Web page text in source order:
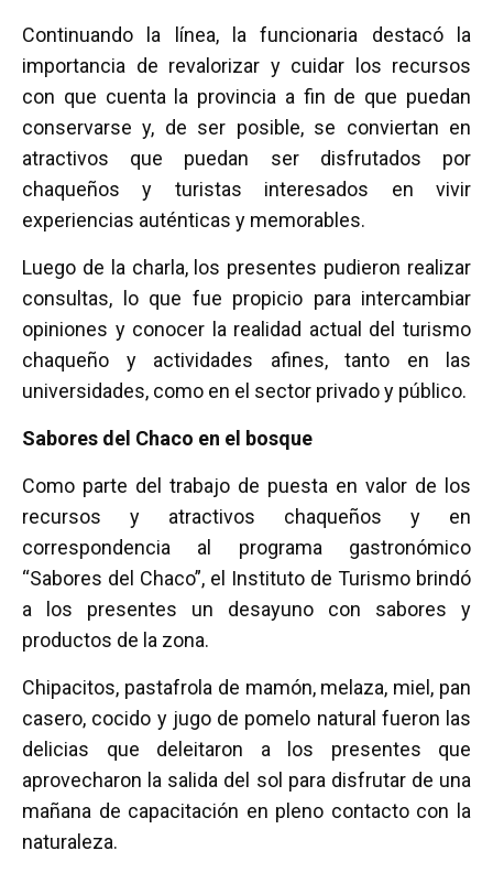
Continuando la línea, la funcionaria destacó la
importancia de revalorizar y cuidar los recursos
con que cuenta la provincia a fin de que puedan
conservarse y, de ser posible, se conviertan en
atractivos que puedan ser disfrutados por
chaqueños y turistas interesados en vivir
experiencias auténticas y memorables.
Luego de la charla, los presentes pudieron realizar
consultas, lo que fue propicio para intercambiar
opiniones y conocer la realidad actual del turismo
chaqueño y actividades afines, tanto en las
universidades, como en el sector privado y público.
Sabores del Chaco en el bosque
Como parte del trabajo de puesta en valor de los
recursos y atractivos chaqueños y en
correspondencia al programa gastronómico
“Sabores del Chaco”, el Instituto de Turismo brindó
a los presentes un desayuno con sabores y
productos de la zona.
Chipacitos, pastafrola de mamón, melaza, miel, pan
casero, cocido y jugo de pomelo natural fueron las
delicias que deleitaron a los presentes que
aprovecharon la salida del sol para disfrutar de una
mañana de capacitación en pleno contacto con la
naturaleza.